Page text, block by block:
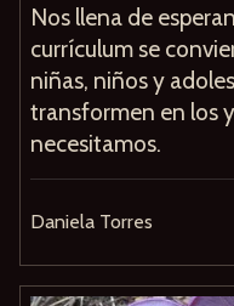
Nos llena de
currículum se
niñas, niños y
transformen en los
necesitamos.
Daniela Torres